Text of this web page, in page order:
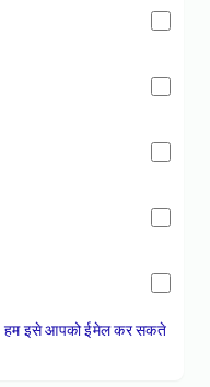
हम इसे आपको ईमेल कर सकते